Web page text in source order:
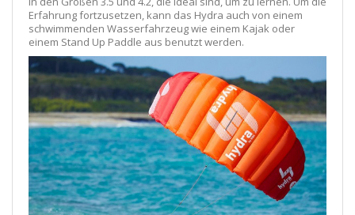
Erfahrung fortzusetzen, kann das Hydra auch von einem
schwimmenden Wasserfahrzeug wie einem Kajak oder
einem Stand Up Paddle aus benutzt werden.